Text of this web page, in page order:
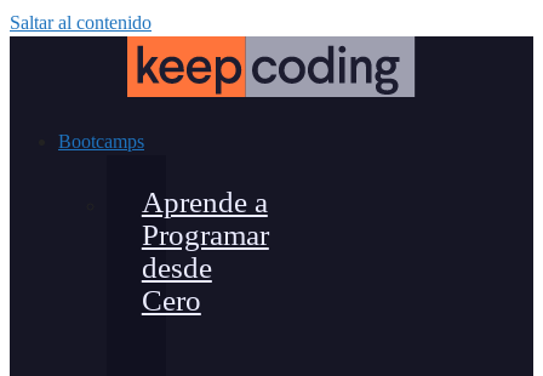
Saltar al contenido
Bootcamps
Aprende a
Programar
desde
Cero